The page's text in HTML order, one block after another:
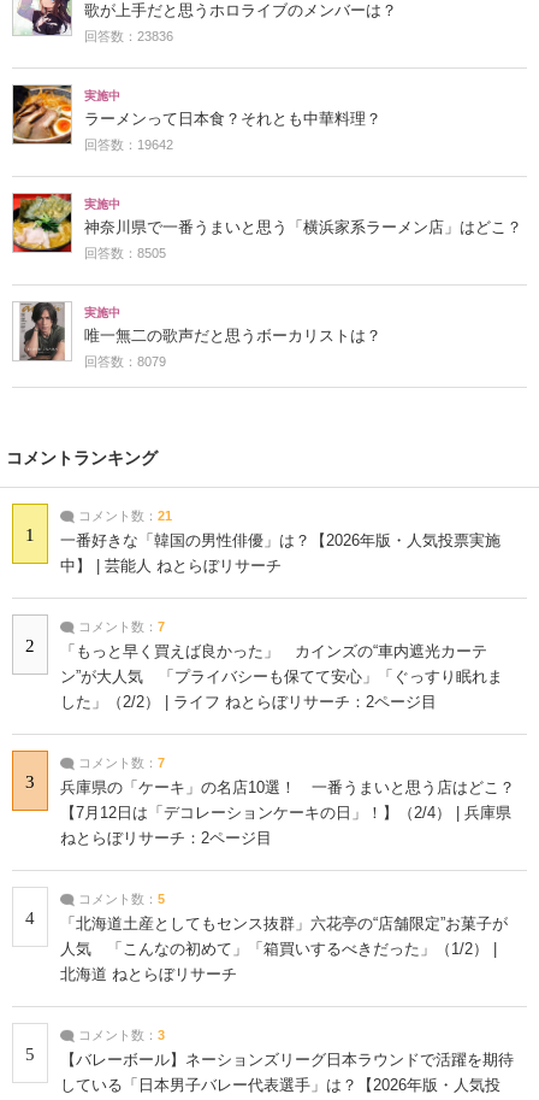
歌が上手だと思うホロライブのメンバーは？
回答数：23836
実施中
ラーメンって日本食？それとも中華料理？
回答数：19642
実施中
神奈川県で一番うまいと思う「横浜家系ラーメン店」はどこ？
回答数：8505
実施中
唯一無二の歌声だと思うボーカリストは？
回答数：8079
コメントランキング
1
コメント数： 21
一番好きな「韓国の男性俳優」は？【2026年版・人気投票実施
中】 | 芸能人 ねとらぼリサーチ
2
コメント数： 7
「もっと早く買えば良かった」 カインズの“車内遮光カーテ
ン”が大人気 「プライバシーも保てて安心」「ぐっすり眠れま
した」（2/2） | ライフ ねとらぼリサーチ：2ページ目
3
コメント数： 7
兵庫県の「ケーキ」の名店10選！ 一番うまいと思う店はどこ？
【7月12日は「デコレーションケーキの日」！】（2/4） | 兵庫県
ねとらぼリサーチ：2ページ目
4
コメント数： 5
「北海道土産としてもセンス抜群」六花亭の“店舗限定”お菓子が
人気 「こんなの初めて」「箱買いするべきだった」（1/2） |
北海道 ねとらぼリサーチ
5
コメント数： 3
【バレーボール】ネーションズリーグ日本ラウンドで活躍を期待
している「日本男子バレー代表選手」は？【2026年版・人気投